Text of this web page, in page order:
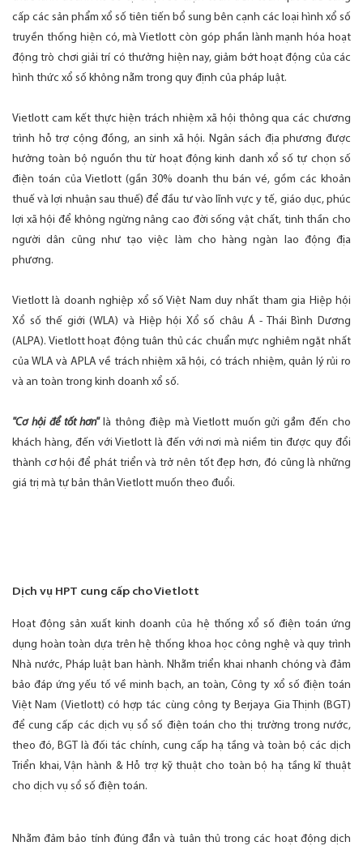
cấp các sản phẩm xổ số tiên tiến bổ sung bên cạnh các loại hình xổ số
truyền thống hiện có, mà Vietlott còn góp phần lành mạnh hóa hoạt
động trò chơi giải trí có thưởng hiện nay, giảm bớt hoạt động của các
hình thức xổ số không nằm trong quy định của pháp luật.
Vietlott cam kết thực hiện trách nhiệm xã hội thông qua các chương
trình hỗ trợ cộng đồng, an sinh xã hội. Ngân sách địa phương được
hưởng toàn bộ nguồn thu từ hoạt động kinh danh xổ số tự chọn số
điện toán của Vietlott (gần 30% doanh thu bán vé, gồm các khoản
thuế và lợi nhuận sau thuế) để đầu tư vào lĩnh vực y tế, giáo dục, phúc
lợi xã hội để không ngừng nâng cao đời sống vật chất, tinh thần cho
người dân cũng như tạo việc làm cho hàng ngàn lao động địa
phương.
Vietlott là doanh nghiệp xổ số Việt Nam duy nhất tham gia Hiệp hội
Xổ số thế giới (WLA) và Hiệp hội Xổ số châu Á - Thái Bình Dương
(ALPA). Vietlott hoạt động tuân thủ các chuẩn mực nghiêm ngặt nhất
của WLA và APLA về trách nhiệm xã hội, có trách nhiệm, quản lý rủi ro
và an toàn trong kinh doanh xổ số.
"Cơ hội để tốt hơn"là thông điệp mà Vietlott muốn gửi gắm đến cho
khách hàng, đến với Vietlott là đến với nơi mà niềm tin được quy đổi
thành cơ hội để phát triển và trở nên tốt đẹp hơn, đó cũng là những
giá trị mà tự bản thân Vietlott muốn theo đuổi.
Dịch vụ HPT cung cấp cho Vietlott
Hoạt động sản xuất kinh doanh của hệ thống xổ số điện toán ứng
dụng hoàn toàn dựa trên hệ thống khoa học công nghệ và quy trình
Nhà nước, Pháp luật ban hành. Nhằm triển khai nhanh chóng và đảm
bảo đáp ứng yếu tố về minh bạch, an toàn, Công ty xổ số điện toán
Việt Nam (Vietlott) có hợp tác cùng công ty Berjaya Gia Thịnh (BGT)
để cung cấp các dịch vụ sổ số điện toán cho thị trường trong nước,
theo đó, BGT là đối tác chính, cung cấp hạ tầng và toàn bộ các dịch
Triển khai, Vận hành & Hỗ trợ kỹ thuật cho toàn bộ hạ tầng kĩ thuật
cho dịch vụ sổ số điện toán.
Nhằm đảm bảo tính đúng đắn và tuân thủ trong các hoạt động dịch